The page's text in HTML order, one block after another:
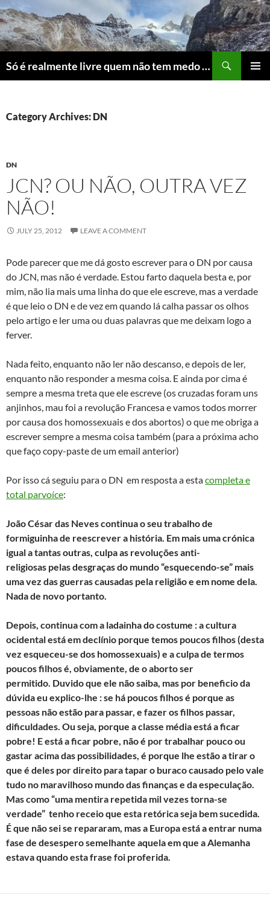
Skip
to
content
Só é realmente livre quem não tem medo do ridículo
Category Archives: DN
DN
JCN? OU NÃO, OUTRA VEZ
NÃO!
JULY 25, 2012 LEAVE A COMMENT
Pode parecer que me dá gosto escrever para o DN por causa
do JCN, mas não é verdade. Estou farto daquela besta e, por
mim, não lia mais uma linha do que ele escreve, mas a verdade
é que leio o DN e de vez em quando lá calha passar os olhos
pelo artigo e ler uma ou duas palavras que me deixam logo a
ferver.
Nada feito, enquanto não ler não descanso, e depois de ler,
enquanto não responder a mesma coisa. E ainda por cima é
sempre a mesma treta que ele escreve (os cruzadas foram uns
anjinhos, mau foi a revolução Francesa e vamos todos morrer
por causa dos homossexuais e dos abortos) o que me obriga a
escrever sempre a mesma coisa também (para a próxima acho
que faço copy-paste de um email anterior)
Por isso cá seguiu para o DN em resposta a estacompleta e
total parvoíce:
João César das Neves continua o seu trabalho de
formiguinha de reescrever a história. Em mais uma crónica
igual a tantas outras, culpa as revoluções anti-
religiosas pelas desgraças do mundo “esquecendo-se” mais
uma vez das guerras causadas pela religião e em nome dela.
Nada de novo portanto.
Depois, continua com a ladainha do costume : a cultura
ocidental está em declínio porque temos poucos filhos (desta
vez esqueceu-se dos homossexuais) e a culpa de termos
poucos filhos é, obviamente, de o aborto ser
permitido. Duvido que ele não saiba, mas por beneficio da
dúvida eu explico-lhe : se há poucos filhos é porque as
pessoas não estão para passar, e fazer os filhos passar,
dificuldades. Ou seja, porque a classe média está a ficar
pobre! E está a ficar pobre, não é por trabalhar pouco ou
gastar acima das possibilidades, é porque lhe estão a tirar o
que é deles por direito para tapar o buraco causado pelo vale
tudo no maravilhoso mundo das finanças e da especulação.
Mas como “uma mentira repetida mil vezes torna-se
verdade” tenho receio que esta retórica seja bem sucedida.
É que não sei se repararam, mas a Europa está a entrar numa
fase de desespero semelhante aquela em que a Alemanha
estava quando esta frase foi proferida.